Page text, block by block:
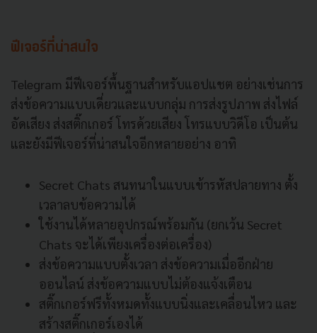
ฟีเจอร์ที่น่าสนใจ
Telegram มีฟีเจอร์พื้นฐานสำหรับแอปแชต อย่างเช่นการ
ส่งข้อความแบบเดี่ยวและแบบกลุ่ม การส่งรูปภาพ ส่งไฟล์
อัดเสียง ส่งสติ๊กเกอร์ โทรด้วยเสียง โทรแบบวิดีโอ เป็นต้น
และยังมีฟีเจอร์ที่น่าสนใจอีกหลายอย่าง อาทิ
Secret Chats สนทนาในแบบเข้ารหัสปลายทาง ตั้ง
เวลาลบข้อความได้
ใช้งานได้หลายอุปกรณ์พร้อมกัน (ยกเว้น Secret
Chats จะได้เพียงเครื่องต่อเครื่อง)
ส่งข้อความแบบตั้งเวลา ส่งข้อความเมื่ออีกฝ่าย
ออนไลน์ ส่งข้อความแบบไม่ต้องแจ้งเตือน
สติ๊กเกอร์ฟรีทั้งหมดทั้งแบบนิ่งและเคลื่อนไหว และ
สร้างสติ๊กเกอร์เองได้